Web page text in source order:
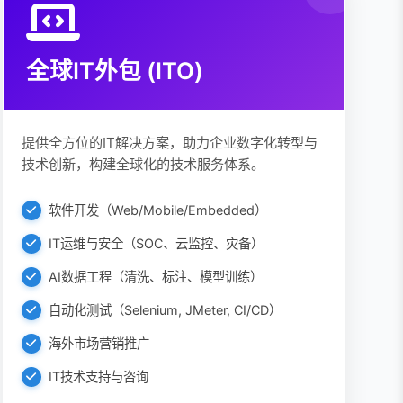
全球IT外包 (ITO)
提供全方位的IT解决方案，助力企业数字化转型与
技术创新，构建全球化的技术服务体系。
软件开发（Web/Mobile/Embedded）
IT运维与安全（SOC、云监控、灾备）
AI数据工程（清洗、标注、模型训练）
自动化测试（Selenium, JMeter, CI/CD）
海外市场营销推广
IT技术支持与咨询